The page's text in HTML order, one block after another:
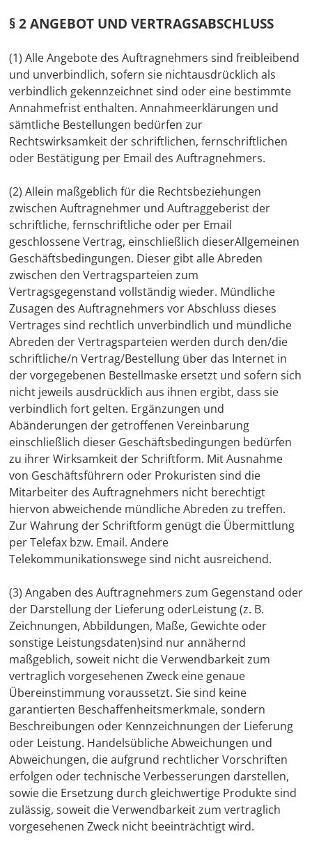
§ 2 ANGEBOT UND VERTRAGSABSCHLUSS
(1) Alle Angebote des Auftragnehmers sind freibleibend
und unverbindlich, sofern sie nichtausdrücklich als
verbindlich gekennzeichnet sind oder eine bestimmte
Annahmefrist enthalten. Annahmeerklärungen und
sämtliche Bestellungen bedürfen zur
Rechtswirksamkeit der schriftlichen, fernschriftlichen
oder Bestätigung per Email des Auftragnehmers.
(2) Allein maßgeblich für die Rechtsbeziehungen
zwischen Auftragnehmer und Auftraggeberist der
schriftliche, fernschriftliche oder per Email
geschlossene Vertrag, einschließlich dieserAllgemeinen
Geschäftsbedingungen. Dieser gibt alle Abreden
zwischen den Vertragsparteien zum
Vertragsgegenstand vollständig wieder. Mündliche
Zusagen des Auftragnehmers vor Abschluss dieses
Vertrages sind rechtlich unverbindlich und mündliche
Abreden der Vertragsparteien werden durch den/die
schriftliche/n Vertrag/Bestellung über das Internet in
der vorgegebenen Bestellmaske ersetzt und sofern sich
nicht jeweils ausdrücklich aus ihnen ergibt, dass sie
verbindlich fort gelten. Ergänzungen und
Abänderungen der getroffenen Vereinbarung
einschließlich dieser Geschäftsbedingungen bedürfen
zu ihrer Wirksamkeit der Schriftform. Mit Ausnahme
von Geschäftsführern oder Prokuristen sind die
Mitarbeiter des Auftragnehmers nicht berechtigt
hiervon abweichende mündliche Abreden zu treffen.
Zur Wahrung der Schriftform genügt die Übermittlung
per Telefax bzw. Email. Andere
Telekommunikationswege sind nicht ausreichend.
(3) Angaben des Auftragnehmers zum Gegenstand oder
der Darstellung der Lieferung oderLeistung (z. B.
Zeichnungen, Abbildungen, Maße, Gewichte oder
sonstige Leistungsdaten)sind nur annähernd
maßgeblich, soweit nicht die Verwendbarkeit zum
vertraglich vorgesehenen Zweck eine genaue
Übereinstimmung voraussetzt. Sie sind keine
garantierten Beschaffenheitsmerkmale, sondern
Beschreibungen oder Kennzeichnungen der Lieferung
oder Leistung. Handelsübliche Abweichungen und
Abweichungen, die aufgrund rechtlicher Vorschriften
erfolgen oder technische Verbesserungen darstellen,
sowie die Ersetzung durch gleichwertige Produkte sind
zulässig, soweit die Verwendbarkeit zum vertraglich
vorgesehenen Zweck nicht beeinträchtigt wird.